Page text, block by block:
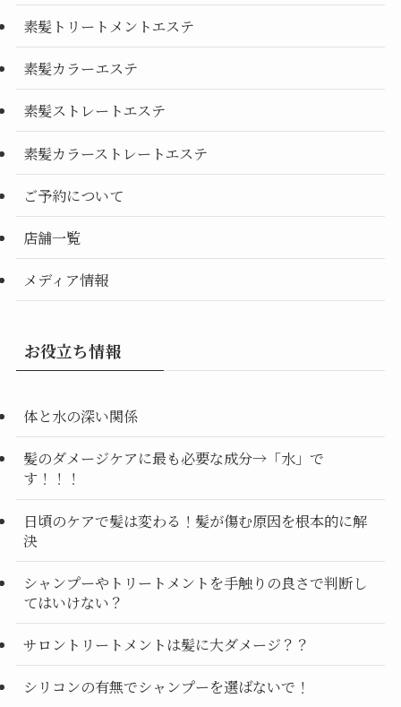
素髪トリートメントエステ
素髪カラーエステ
素髪ストレートエステ
素髪カラーストレートエステ
ご予約について
店舗一覧
メディア情報
お役立ち情報
体と水の深い関係
髪のダメージケアに最も必要な成分→「水」で
す！！！
日頃のケアで髪は変わる！髪が傷む原因を根本的に解
決
シャンプーやトリートメントを手触りの良さで判断し
てはいけない？
サロントリートメントは髪に大ダメージ？？
シリコンの有無でシャンプーを選ばないで！